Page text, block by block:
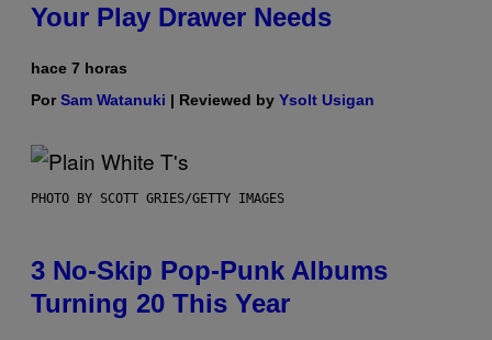
Your Play Drawer Needs
hace 7 horas
PorSam Watanuki | Reviewed by Ysolt Usigan
PHOTO BY SCOTT GRIES/GETTY IMAGES
3 No-Skip Pop-Punk Albums
Turning 20 This Year